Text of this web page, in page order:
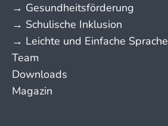
→ Gesundheitsförderung
→ Schulische Inklusion
→ Leichte und Einfache Sprache
Team
Downloads
Magazin